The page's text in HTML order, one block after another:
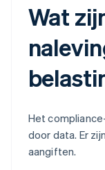
Wat
Het
door data. Er
aangiften.